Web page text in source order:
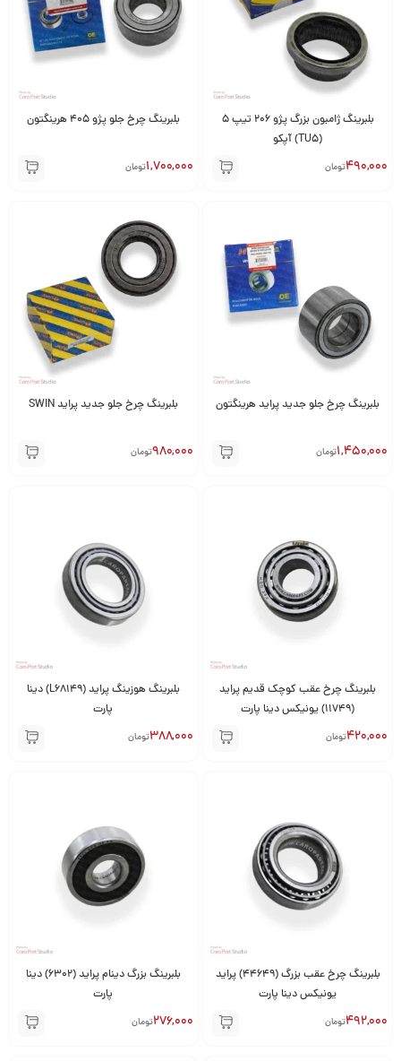
بلبرینگ ژامبون بزرگ پژو 206 تیپ 5
(TU5) آپکو
490,000تومان
بلبرینگ چرخ جلو پژو 405 هرینگتون
1,700,000تومان
بلبرینگ چرخ جلو جدید پراید هرینگتون
1,450,000تومان
بلبرینگ چرخ جلو جدید پراید SWIN
980,000تومان
بلبرینگ چرخ عقب کوچک قدیم پراید
(11749) یونیکس دینا پارت
420,000تومان
بلبرینگ هوزینگ پراید (L68149) دینا
پارت
388,000تومان
بلبرینگ چرخ عقب بزرگ (44649) پراید
یونیکس دینا پارت
492,000تومان
بلبرینگ بزرگ دینام پراید (6302) دینا
پارت
276,000تومان